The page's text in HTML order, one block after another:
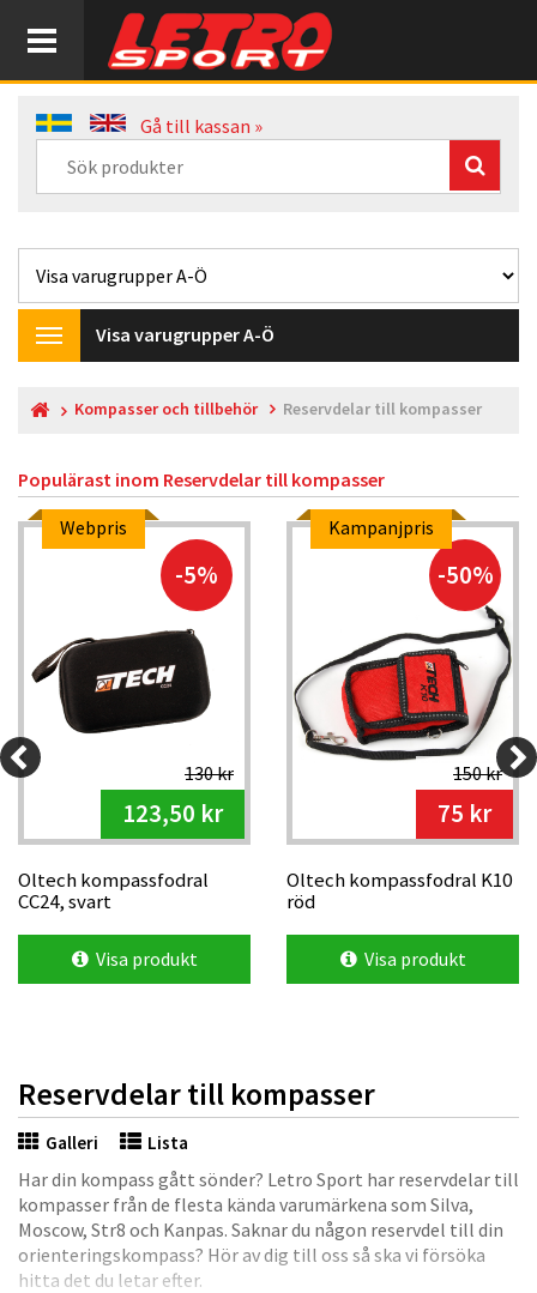
Gå till kassan »
Toggle
navigation
Visa varugrupper A-Ö
Kompasser och tillbehör Reservdelar till kompasser
Populärast inom Reservdelar till kompasser
Webpris
-5%
130 kr
123,50 kr
Oltech kompassfodral
CC24, svart
Visa produkt
Kampanjpris
-50%
150 kr
75 kr
Oltech kompassfodral K10
röd
Visa produkt
Reservdelar till kompasser
Galleri Lista
Har din kompass gått sönder? Letro Sport har reservdelar till
kompasser från de flesta kända varumärkena som Silva,
Moscow, Str8 och Kanpas. Saknar du någon reservdel till din
orienteringskompass? Hör av dig till oss så ska vi försöka
hitta det du letar efter.